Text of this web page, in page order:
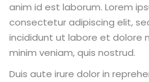
anim id est laborum. Lorem
consectetur adipiscing elit,
incididunt ut labore et dolore
minim veniam, quis nostrud.
Duis aute irure dolor in